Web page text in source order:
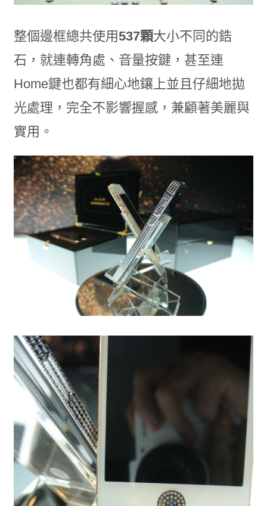
整個邊框總共使用537顆大小不同的鋯
石，就連轉角處、音量按鍵，甚至連
Home鍵也都有細心地鑲上並且仔細地拋
光處理，完全不影響握感，兼顧著美麗與
實用。